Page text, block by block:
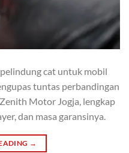
cat untuk mobil
tuntas perbandingan
Motor Jogja, lengkap
dan masa garansinya.
→